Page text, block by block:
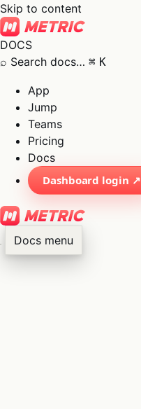
Skip to content
DOCS
⌕ Search docs… ⌘ K
App
Jump
Teams
Pricing
Docs
Dashboard login ↗
Docs menu